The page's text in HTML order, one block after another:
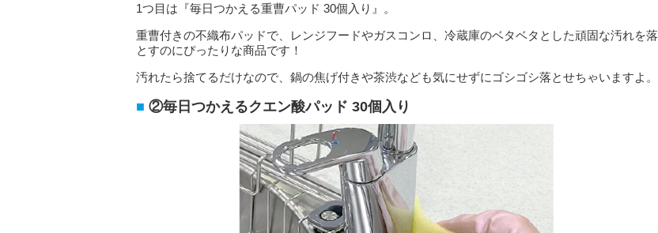
1つ目は『毎日つかえる重曹パッド 30個入り』。
重曹付きの不織布パッドで、レンジフードやガスコンロ、冷蔵庫のベタベタとした頑固な汚れを落
とすのにぴったりな商品です！
汚れたら捨てるだけなので、鍋の焦げ付きや茶渋なども気にせずにゴシゴシ落とせちゃいますよ。
②毎日つかえるクエン酸パッド 30個入り